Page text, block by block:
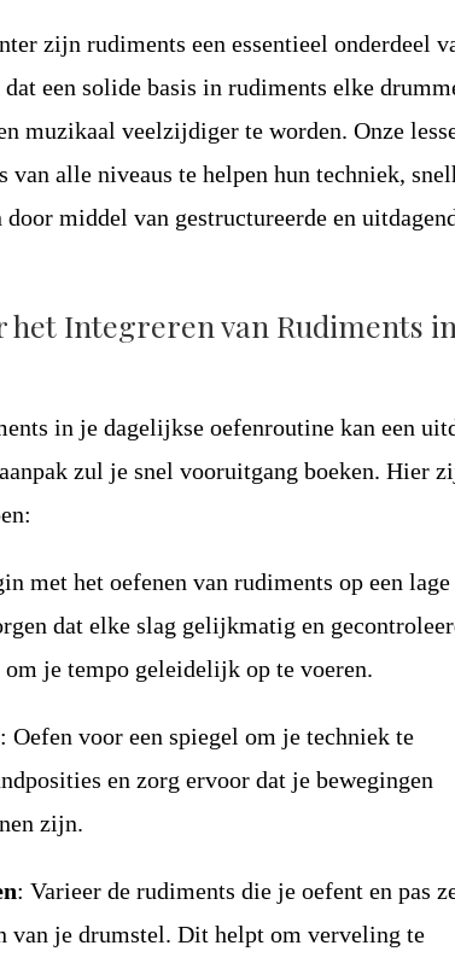
zijn rudiments een essentieel onderdeel
een solide basis in rudiments elke
muzikaal veelzijdiger te worden. Onze
van alle niveaus te helpen hun techniek,
middel van gestructureerde en
het Integreren van Rudiments
in je dagelijkse oefenroutine kan een
zul je snel vooruitgang boeken. Hier
met het oefenen van rudiments op een lage
dat elke slag gelijkmatig en
je tempo geleidelijk op te voeren.
: Oefen voor een spiegel om je techniek te
en zorg ervoor dat je bewegingen
zijn.
: Varieer de rudiments die je oefent en pas
van je drumstel. Dit helpt om verveling te